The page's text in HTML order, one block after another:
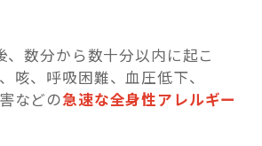
、数分から数十分以内に起こ
咳、呼吸困難、血圧低下、
どの急速な全身性アレルギー